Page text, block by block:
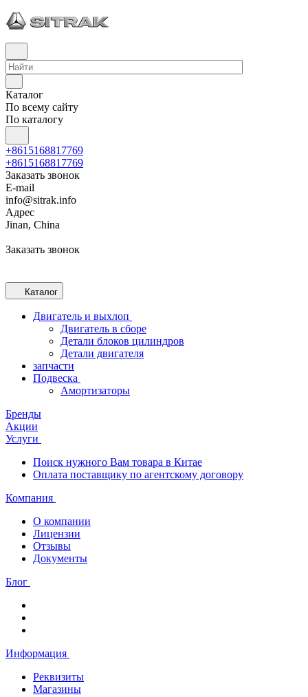
Каталог
По всему сайту
По каталогу
+8615168817769
+8615168817769
Заказать звонок
E-mail
info@sitrak.info
Адрес
Jinan, China
Заказать звонок
Каталог
Двигатель и выхлоп
Двигатель в сборе
Детали блоков цилиндров
Детали двигателя
запчасти
Подвеска
Амортизаторы
Бренды
Акции
Услуги
Поиск нужного Вам товара в Китае
Оплата поставщику по агентскому договору
Компания
О компании
Лицензии
Отзывы
Документы
Блог
Информация
Реквизиты
Магазины